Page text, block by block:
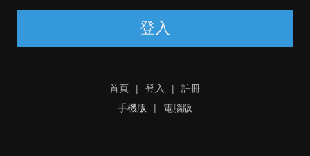
登入
首頁 | 登入 |
註冊
手機版
| 電腦版